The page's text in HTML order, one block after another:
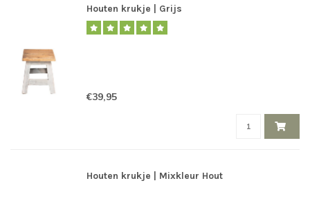
Houten krukje | Grijs
€39,95
Houten krukje | Mixkleur Hout